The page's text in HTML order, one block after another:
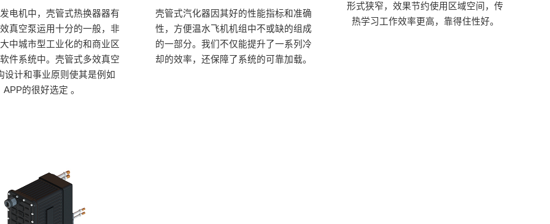
电机中，壳管式热换器器有
真空泵运用十分的一般，非
中城市型工业化的和商业区
件系统中。壳管式多效真空
设计和事业原则使其是例如
APP的很好选定 。
壳管式汽化器因其好的性能指标和准确
性，方便温水飞机机组中不或缺的组成
的一部分。我们不仅能提升了一系列冷
却的效率，还保障了系统的可靠加载。
形式狭窄，效果节约使用区域空间，传
热学习工作效率更高，靠得住性好。